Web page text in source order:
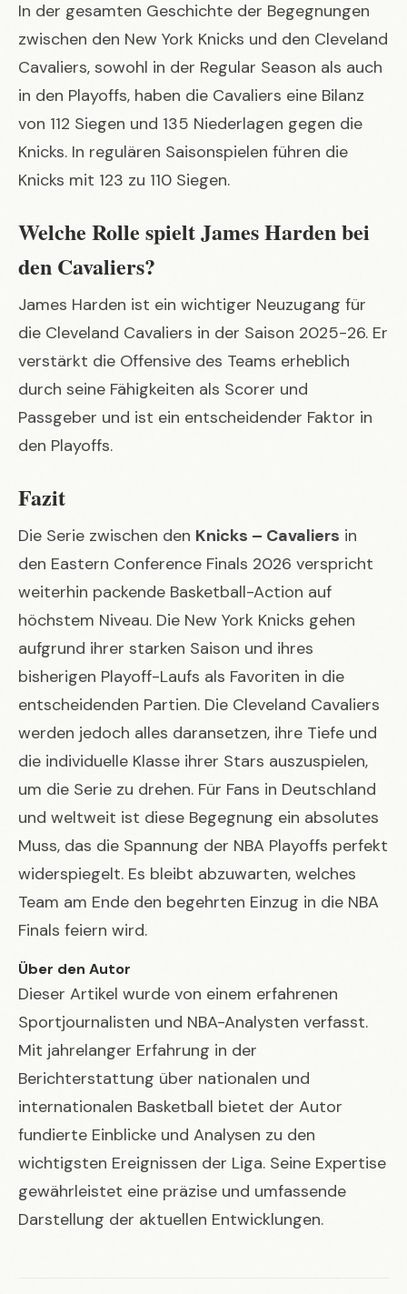
In der gesamten Geschichte der Begegnungen
zwischen den New York Knicks und den Cleveland
Cavaliers, sowohl in der Regular Season als auch
in den Playoffs, haben die Cavaliers eine Bilanz
von 112 Siegen und 135 Niederlagen gegen die
Knicks. In regulären Saisonspielen führen die
Knicks mit 123 zu 110 Siegen.
Welche Rolle spielt James Harden bei
den Cavaliers?
James Harden ist ein wichtiger Neuzugang für
die Cleveland Cavaliers in der Saison 2025-26. Er
verstärkt die Offensive des Teams erheblich
durch seine Fähigkeiten als Scorer und
Passgeber und ist ein entscheidender Faktor in
den Playoffs.
Fazit
Die Serie zwischen den Knicks – Cavaliers in
den Eastern Conference Finals 2026 verspricht
weiterhin packende Basketball-Action auf
höchstem Niveau. Die New York Knicks gehen
aufgrund ihrer starken Saison und ihres
bisherigen Playoff-Laufs als Favoriten in die
entscheidenden Partien. Die Cleveland Cavaliers
werden jedoch alles daransetzen, ihre Tiefe und
die individuelle Klasse ihrer Stars auszuspielen,
um die Serie zu drehen. Für Fans in Deutschland
und weltweit ist diese Begegnung ein absolutes
Muss, das die Spannung der NBA Playoffs perfekt
widerspiegelt. Es bleibt abzuwarten, welches
Team am Ende den begehrten Einzug in die NBA
Finals feiern wird.
Über den Autor
Dieser Artikel wurde von einem erfahrenen
Sportjournalisten und NBA-Analysten verfasst.
Mit jahrelanger Erfahrung in der
Berichterstattung über nationalen und
internationalen Basketball bietet der Autor
fundierte Einblicke und Analysen zu den
wichtigsten Ereignissen der Liga. Seine Expertise
gewährleistet eine präzise und umfassende
Darstellung der aktuellen Entwicklungen.